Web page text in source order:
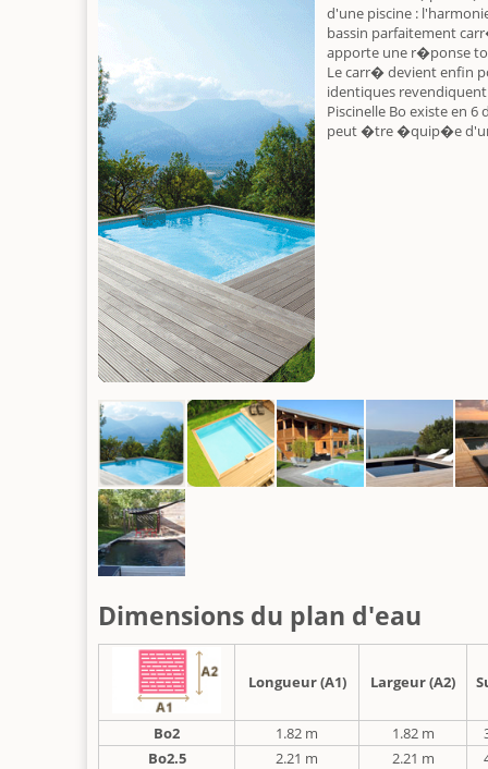
d'une piscine :
bassin parfaitement
apporte une r�ponse
Le carr� devient enfin
identiques
Piscinelle Bo existe en
peut �tre �quip�e
Dimensions du plan d'eau
Longueur (A1) Largeur (A2)
Bo2 1.82 m 1.82 m
Bo2.5
2.21 m 2.21 m